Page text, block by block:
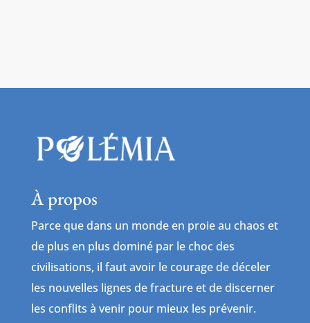
À propos
Parce que dans un monde en proie au chaos et
de plus en plus dominé par le choc des
civilisations, il faut avoir le courage de déceler
les nouvelles lignes de fracture et de discerner
les conflits à venir pour mieux les prévenir.